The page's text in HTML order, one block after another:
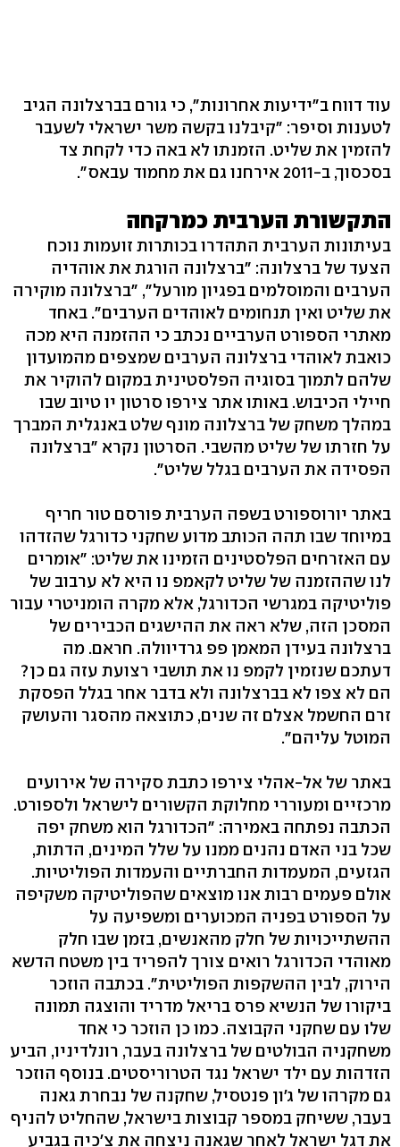
עוד דווח ב"ידיעות אחרונות", כי גורם בברצלונה הגיב
לטענות וסיפר: "קיבלנו בקשה משר ישראלי לשעבר
להזמין את שליט. הזמנתו לא באה כדי לקחת צד
בסכסוך, ב-2011 אירחנו גם את מחמוד עבאס".
התקשורת הערבית כמרקחה
בעיתונות הערבית התהדרו בכותרות זועמות נוכח
הצעד של ברצלונה: "ברצלונה הורגת את אוהדיה
הערבים והמוסלמים בפגיון מורעל", "ברצלונה מוקירה
את שליט ואין תנחומים לאוהדים הערבים". באחד
מאתרי הספורט הערביים נכתב כי ההזמנה היא מכה
כואבת לאוהדי ברצלונה הערבים שמצפים מהמועדון
שלהם לתמוך בסוגיה הפלסטינית במקום להוקיר את
חיילי הכיבוש. באותו אתר צירפו סרטון יו טיוב שבו
במהלך משחק של ברצלונה מונף שלט באנגלית המברך
על חזרתו של שליט מהשבי. הסרטון נקרא "ברצלונה
הפסידה את הערבים בגלל שליט".
באתר יורוספורט בשפה הערבית פורסם טור חריף
במיוחד שבו תהה הכותב מדוע שחקני כדורגל שהזדהו
עם האזרחים הפלסטינים הזמינו את שליט: "אומרים
לנו שההזמנה של שליט לקאמפ נו היא לא ערבוב של
פוליטיקה במגרשי הכדורגל, אלא מקרה הומניטרי עבור
המסכן הזה, שלא ראה את ההישגים הכבירים של
ברצלונה בעידן המאמן פפ גרדיוולה. חראם. מה
דעתכם שנזמין לקמפ נו את תושבי רצועת עזה גם כן?
הם לא צפו לא בברצלונה ולא בדבר אחר בגלל הפסקת
זרם החשמל אצלם זה שנים, כתוצאה מהסגר והעושק
המוטל עליהם".
באתר של אל-אהלי צירפו כתבת סקירה של אירועים
מרכזיים ומעוררי מחלוקת הקשורים לישראל ולספורט.
הכתבה נפתחה באמירה: "הכדורגל הוא משחק יפה
שכל בני האדם נהנים ממנו על שלל המינים, הדתות,
הגזעים, המעמדות החברתיים והעמדות הפוליטיות.
אולם פעמים רבות אנו מוצאים שהפוליטיקה משקיפה
על הספורט בפניה המכוערים ומשפיעה על
ההשתייכויות של חלק מהאנשים, בזמן שבו חלק
מאוהדי הכדורגל רואים צורך להפריד בין משטח הדשא
הירוק, לבין ההשקפות הפוליטית". בכתבה הוזכר
ביקורו של הנשיא פרס בריאל מדריד והוצגה תמונה
שלו עם שחקני הקבוצה. כמו כן הוזכר כי אחד
משחקניה הבולטים של ברצלונה בעבר, רונלדיניו, הביע
הזדהות עם ילד ישראל נגד הטרוריסטים. בנוסף הוזכר
גם מקרהו של ג'ון פנטסיל, שחקנה של נבחרת גאנה
בעבר, ששיחק במספר קבוצות בישראל, שהחליט להניף
את דגל ישראל לאחר שגאנה ניצחה את צ'כיה בגביע